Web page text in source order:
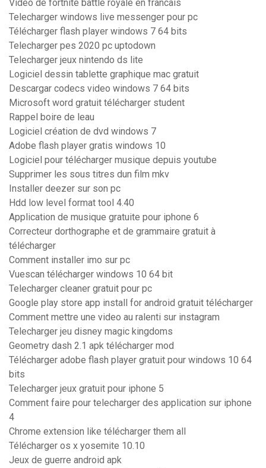
Video de fortnite battle royale en francais
Telecharger windows live messenger pour pc
Télécharger flash player windows 7 64 bits
Telecharger pes 2020 pc uptodown
Telecharger jeux nintendo ds lite
Logiciel dessin tablette graphique mac gratuit
Descargar codecs video windows 7 64 bits
Microsoft word gratuit télécharger student
Rappel boire de leau
Logiciel création de dvd windows 7
Adobe flash player gratis windows 10
Logiciel pour télécharger musique depuis youtube
Supprimer les sous titres dun film mkv
Installer deezer sur son pc
Hdd low level format tool 4.40
Application de musique gratuite pour iphone 6
Correcteur dorthographe et de grammaire gratuit à
télécharger
Comment installer imo sur pc
Vuescan télécharger windows 10 64 bit
Telecharger cleaner gratuit pour pc
Google play store app install for android gratuit télécharger
Comment mettre une video au ralenti sur instagram
Telecharger jeu disney magic kingdoms
Geometry dash 2.1 apk télécharger mod
Télécharger adobe flash player gratuit pour windows 10 64
bits
Telecharger jeux gratuit pour iphone 5
Comment faire pour telecharger des application sur iphone
4
Chrome extension like télécharger them all
Télécharger os x yosemite 10.10
Jeux de guerre android apk